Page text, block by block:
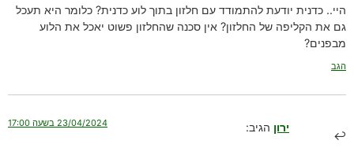
היי.. כדנית יודעת להתמודד עם חלזון בתוך לוע כדנית? כלומר היא תעכל
גם את הקליפה של החלזון? אין סכנה שהחלזון פשוט יאכל את הלוע
מבפנים?
הגב
ירון הגיב: 23/04/2024 בשעה 17:00